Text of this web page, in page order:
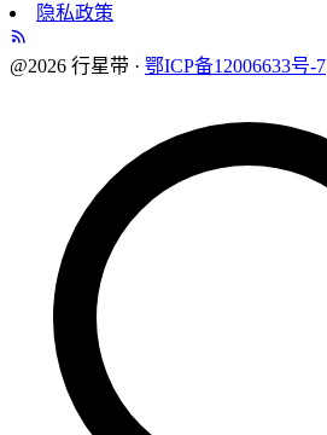
隐私政策
@2026 行星带 · 鄂ICP备12006633号-7